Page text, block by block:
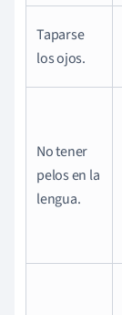
Taparse
los ojos.
No tener
pelos en la
lengua.